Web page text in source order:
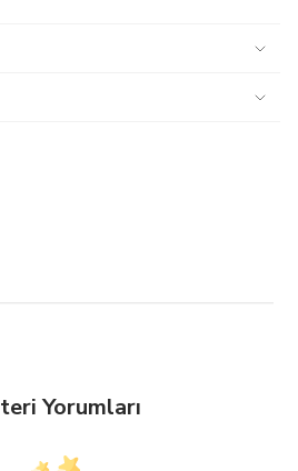
Yorumları